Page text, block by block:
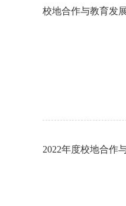
2022年度校地合作